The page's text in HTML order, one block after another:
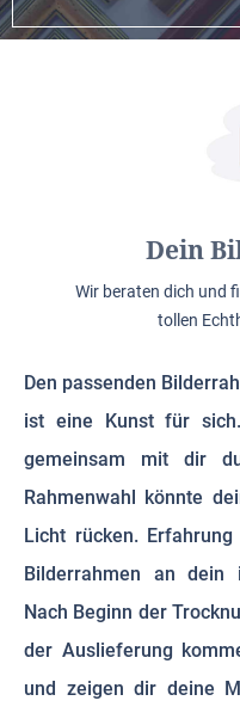
Dein
Wir beraten dich und
tollen
Den passenden
ist eine Kunst für
gemeinsam mit dir
Rahmenwahl könnte
Licht rücken.
Bilderrahmen an dein
Nach Beginn der
der Auslieferung
und zeigen dir deine